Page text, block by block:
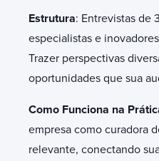
Estrutura: Entrevistas de
especialistas e
Trazer perspectivas
oportunidades que sua
Como Funciona na
empresa como curadora
relevante, conectando